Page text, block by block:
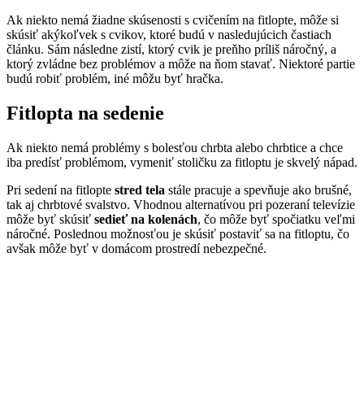
Ak niekto nemá žiadne skúsenosti s cvičením na fitlopte, môže si
skúsiť akýkoľvek s cvikov, ktoré budú v nasledujúcich častiach
článku. Sám následne zistí, ktorý cvik je preňho príliš náročný, a
ktorý zvládne bez problémov a môže na ňom stavať. Niektoré partie
budú robiť problém, iné môžu byť hračka.
Fitlopta na sedenie
Ak niekto nemá problémy s bolesťou chrbta alebo chrbtice a chce
iba predísť problémom, vymeniť stoličku za fitloptu je skvelý nápad.
Pri sedení na fitlopte stred tela stále pracuje a spevňuje ako brušné,
tak aj chrbtové svalstvo. Vhodnou alternatívou pri pozeraní televízie
môže byť skúsiť sedieť na kolenách, čo môže byť spočiatku veľmi
náročné. Poslednou možnosťou je skúsiť postaviť sa na fitloptu, čo
avšak môže byť v domácom prostredí nebezpečné.